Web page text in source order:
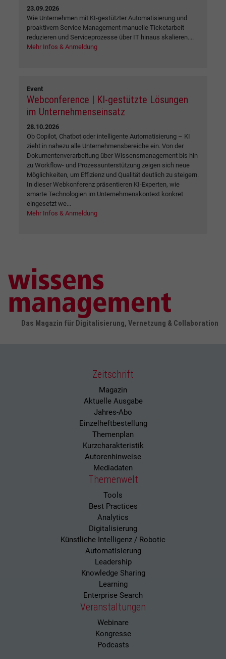
23.09.2026
Wie Unternehmen mit KI-gestützter Automatisierung und
proaktivem Service Management manuelle Ticketarbeit
reduzieren und Serviceprozesse über IT hinaus skalieren....
Mehr Infos & Anmeldung
Event
Webconference | KI-gestützte Lösungen
im Unternehmenseinsatz
28.10.2026
Ob Copilot, Chatbot oder intelligente Automatisierung – KI
zieht in nahezu alle Unternehmensbereiche ein. Von der
Dokumentenverarbeitung über Wissensmanagement bis hin
zu Workflow- und Prozessunterstützung zeigen sich neue
Möglichkeiten, um Effizienz und Qualität deutlich zu steigern.
In dieser Webkonferenz präsentieren KI-Experten, wie
smarte Technologien im Unternehmenskontext konkret
eingesetzt we...
Mehr Infos & Anmeldung
Das Magazin für Digitalisierung, Vernetzung & Collaboration
Zeitschrift
Magazin
Aktuelle Ausgabe
Jahres-Abo
Einzelheftbestellung
Themenplan
Kurzcharakteristik
Autorenhinweise
Mediadaten
Themenwelt
Tools
Best Practices
Analytics
Digitalisierung
Künstliche Intelligenz / Robotic
Automatisierung
Leadership
Knowledge Sharing
Learning
Enterprise Search
Veranstaltungen
Webinare
Kongresse
Podcasts